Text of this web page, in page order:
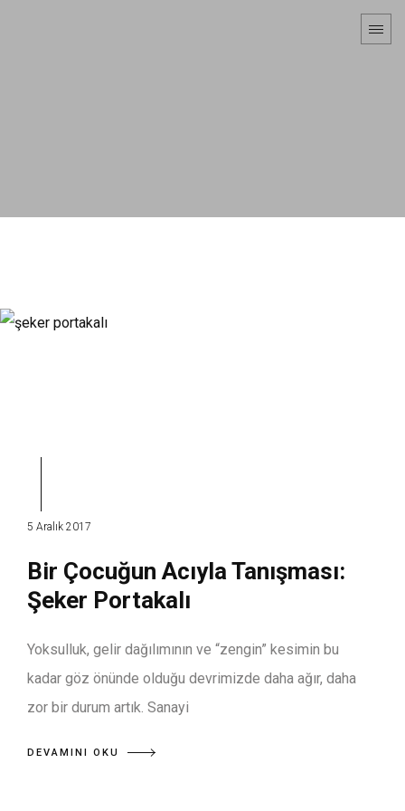
5 Aralık 2017
Bir Çocuğun Acıyla Tanışması:
Şeker Portakalı
Yoksulluk, gelir dağılımının ve “zengin” kesimin bu
kadar göz önünde olduğu devrimizde daha ağır, daha
zor bir durum artık. Sanayi
DEVAMINI OKU